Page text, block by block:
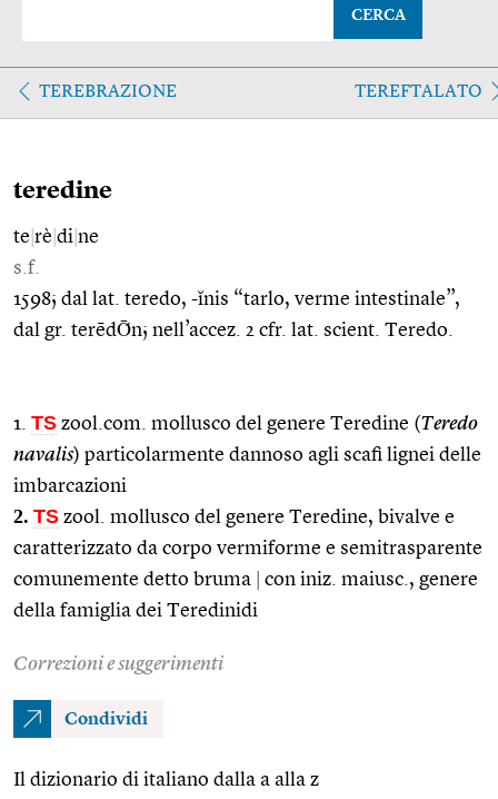
CERCA
TEREBRAZIONE TEREFTALATO
teredine
te rè di ne
s.f.
1598; dal lat. teredo, -ĭnis “tarlo, verme intestinale”,
dal gr. terēdṒn; nell’accez. 2 cfr. lat. scient. Teredo.
1. TS zool.com. mollusco del genere Teredine (Teredo
navalis) particolarmente dannoso agli scafi lignei delle
imbarcazioni
2. TS zool. mollusco del genere Teredine, bivalve e
caratterizzato da corpo vermiforme e semitrasparente
comunemente detto bruma
con iniz. maiusc., genere
della famiglia dei Teredinidi
Correzioni e suggerimenti
Condividi
Il dizionario di italiano dalla a alla z